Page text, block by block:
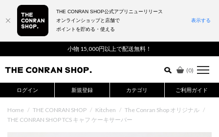
小物 15,000円以上で配送無料！
(0)
ログイン 新規登録 カテゴリ ご利用ガイド
詳細検索はこちら
Home / THE CONRAN SHOP / Kitchen / The Conran Shop オリジナル /
THE CONRAN SHOP TCS キャフ ケーキサーバー
THE CONRAN SHOP公式アプリニューリリース
オンラインショップと店舗で
ポイントを貯める・使える
表示する